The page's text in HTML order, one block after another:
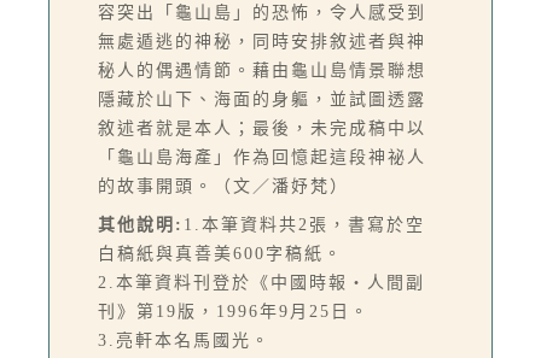
容突出「龜山島」的恐怖，令人感受到
無處遁逃的神秘，同時安排敘述者與神
秘人的偶遇情節。藉由龜山島情景聯想
隱藏於山下、海面的身軀，並試圖透露
敘述者就是本人；最後，未完成稿中以
「龜山島海產」作為回憶起這段神祕人
的故事開頭。（文／潘妤梵）
其他說明: 1.本筆資料共2張，書寫於空
白稿紙與真善美600字稿紙。
2.本筆資料刊登於《中國時報‧人間副
刊》第19版，1996年9月25日。
3.亮軒本名馬國光。